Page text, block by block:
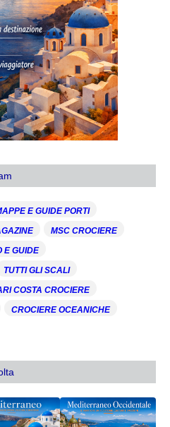
E GUIDE PORTI
MSC CROCIERE
E GUIDE
TUTTI GLI SCALI
COSTA CROCIERE
CROCIERE OCEANICHE